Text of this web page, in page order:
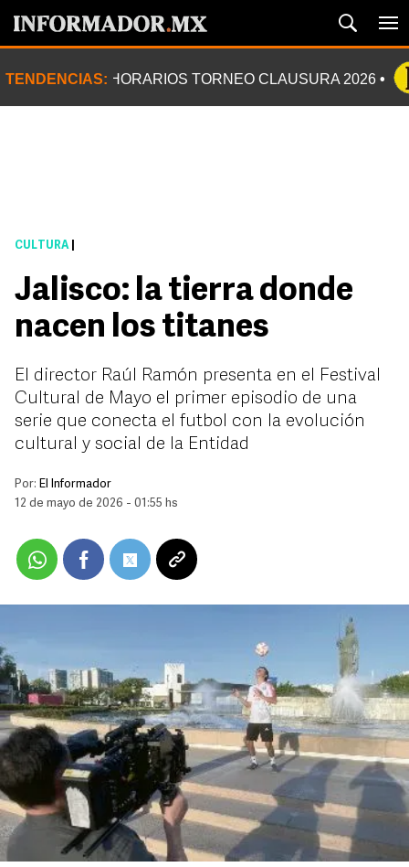
TENDENCIAS: HORARIOS TORNEO CLAUSURA 2026
CULTURA
Jalisco: la tierra donde
nacen los titanes
El director Raúl Ramón presenta en el Festival
Cultural de Mayo el primer episodio de una
serie que conecta el futbol con la evolución
cultural y social de la Entidad
Por: El Informador
12 de mayo de 2026 - 01:55 hs